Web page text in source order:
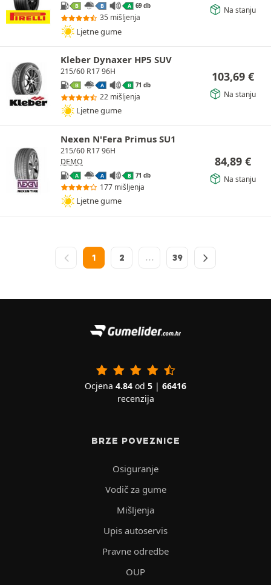
B B A 69 db
35 mišljenja
Ljetne gume
Na stanju
Kleber Dynaxer HP5 SUV
215/60 R17 96H
B A B 71 db
22 mišljenja
Ljetne gume
103,69 €
Na stanju
Nexen N'Fera Primus SU1
215/60 R17 96H
DEMO
A A B 71 db
177 mišljenja
Ljetne gume
84,89 €
Na stanju
1 2 … 39
Ocjena 4.84 od 5 | 66416
recenzija
BRZE POVEZNICE
Osiguranje
Vodič za gume
Mišljenja
Upis autoservis
Pravne odredbe
OUP